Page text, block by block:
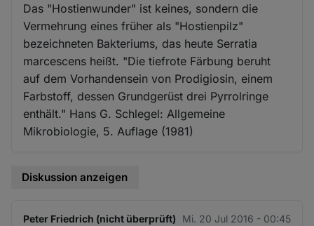
Das "Hostienwunder" ist keines, sondern die
Vermehrung eines früher als "Hostienpilz"
bezeichneten Bakteriums, das heute Serratia
marcescens heißt. "Die tiefrote Färbung beruht
auf dem Vorhandensein von Prodigiosin, einem
Farbstoff, dessen Grundgerüst drei Pyrrolringe
enthält." Hans G. Schlegel: Allgemeine
Mikrobiologie, 5. Auflage (1981)
Diskussion anzeigen
Peter Friedrich (nicht überprüft) Mi. 20 Jul 2016 - 00:45